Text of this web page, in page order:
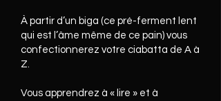
À partir d’un biga (ce pré-ferment lent
qui est l’âme même de ce pain) vous
confectionnerez votre ciabatta de A à
Z.
Vous apprendrez à « lire » et à